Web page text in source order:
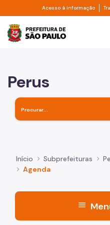
Pular para o Conteúdo
Acesso à informação
Prefeitura de
Perus
Início Subprefeituras
Agenda
menu